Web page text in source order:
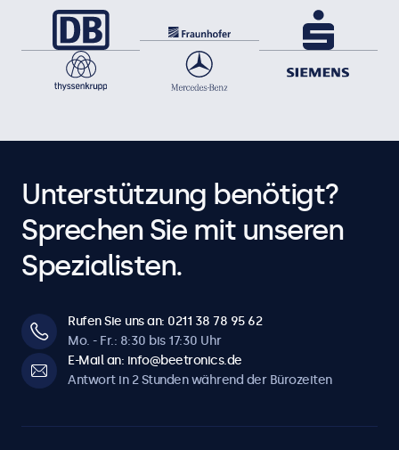
Unterstützung benötigt?
Sprechen Sie mit unseren
Spezialisten.
Rufen Sie uns an: 0211 38 78 95 62
Mo. - Fr.: 8:30 bis 17:30 Uhr
E-Mail an: info@beetronics.de
Antwort in 2 Stunden während der Bürozeiten